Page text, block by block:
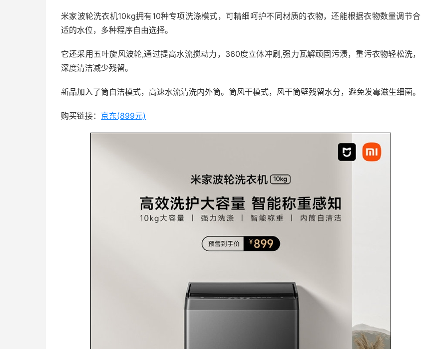
米家波轮洗衣机10kg拥有10种专项洗涤模式，可精细呵护不同材质的衣物，还能根据衣物数量调节合
适的水位，多种程序自由选择。
它还采用五叶旋风波轮,通过提高水流搅动力，360度立体冲刷,强力瓦解顽固污渍，重污衣物轻松洗，
深度清洁减少残留。
新品加入了筒自洁模式，高速水流清洗内外筒。筒风干模式，风干筒壁残留水分，避免发霉滋生细菌。
购买链接： 京东(899元)